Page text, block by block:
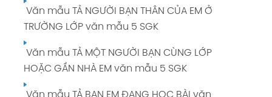
Văn mẫu TẢ NGƯỜI BẠN THÂN CỦA EM Ở
TRƯỜNG LỚP văn mẫu 5 SGK
Văn mẫu TẢ MỘT NGƯỜI BẠN CÙNG LỚP
HOẶC GẦN NHÀ EM văn mẫu 5 SGK
Văn mẫu TẢ BẠN EM ĐANG HỌC BÀI văn